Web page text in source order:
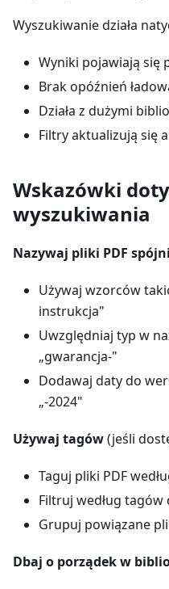
Wyszukiwanie działa
Wyniki pojawiają się
Brak opóźnień
Działa z dużymi
Filtry aktualizują się
Wskazówki
wyszukiwania
Nazywaj pliki PDF
Używaj wzorców
instrukcja"
Uwzględniaj typ w
„gwarancja-"
Dodawaj daty do
„-2024"
Używaj tagów(jeśli
Taguj pliki PDF
Filtruj według
Grupuj powiązane
Dbaj o porządek w